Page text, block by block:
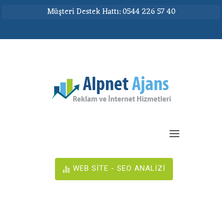
Müşteri Destek Hattı: 0544 226 57 40
WEB SİTE - SEO ANALİZİ